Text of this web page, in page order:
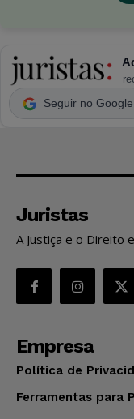
Seguir no Google
Juristas
A Justiça e o Direito
Empresa
Política de
Ferramentas para